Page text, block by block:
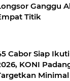
Ganggu
Titik
Cabor Siap
KONI